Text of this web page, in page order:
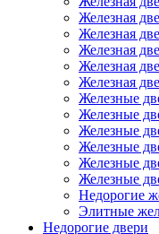
Железная
Железная
Железная
Железная
Железная
Железные
Железные
Железные
Железные
Железные
Железные
Недорогие
Элитные
Недорогие двери